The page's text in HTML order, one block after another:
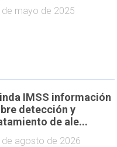
de mayo de 2025
IMSS información
detección y
de ale...
de agosto de 2026